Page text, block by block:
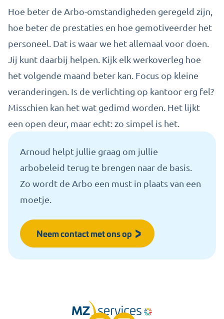
Hoe beter de Arbo-omstandigheden geregeld zijn,
hoe beter de prestaties en hoe gemotiveerder het
personeel. Dat is waar we het allemaal voor doen.
Jij kunt daarbij helpen. Kijk elk werkoverleg hoe
het volgende maand beter kan. Focus op kleine
veranderingen. Is de verlichting op kantoor erg fel?
Misschien kan het wat gedimd worden. Het lijkt
een open deur, maar echt: zo simpel is het.
Arnoud helpt jullie graag om jullie
arbobeleid terug te brengen naar de basis.
Zo wordt de Arbo een must in plaats van een
moetje.
Neem contact met ons op